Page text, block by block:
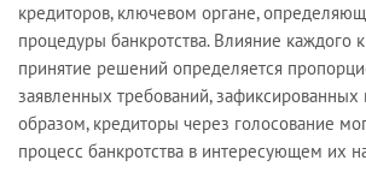
кредиторов, ключевом органе,
процедуры банкротства. Влияние каждого
принятие решений определяется
заявленных требований, зафиксированных
образом, кредиторы через голосование
процесс банкротства в интересующем их